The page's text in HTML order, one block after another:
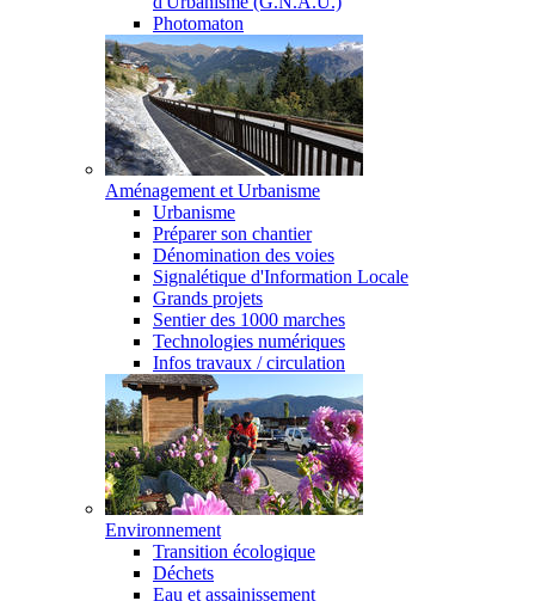
Photomaton
Aménagement et Urbanisme
Urbanisme
Préparer son chantier
Dénomination des voies
Signalétique d'Information Locale
Grands projets
Sentier des 1000 marches
Technologies numériques
Infos travaux / circulation
Environnement
Transition écologique
Déchets
Eau et assainissement